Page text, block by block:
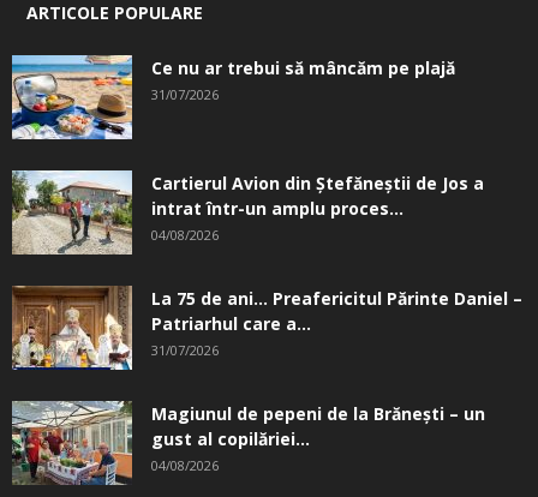
ARTICOLE POPULARE
Ce nu ar trebui să mâncăm pe plajă
31/07/2026
Cartierul Avion din Ştefăneştii de Jos a
intrat într-un amplu proces...
04/08/2026
La 75 de ani… Preafericitul Părinte Daniel –
Patriarhul care a...
31/07/2026
Magiunul de pepeni de la Brăneşti – un
gust al copilăriei...
04/08/2026